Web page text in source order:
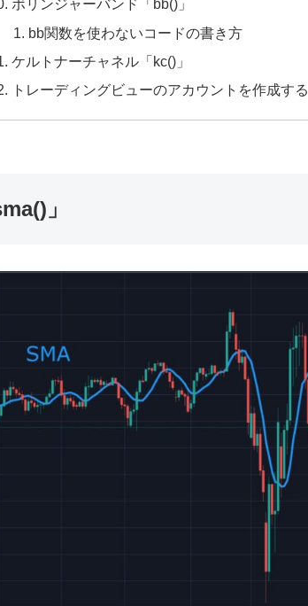
ボリンジャーバンド「bb()」
bb関数を使わないコードの書き方
ケルトナーチャネル「kc()」
トレーディングビューのアカウントを作成する
」